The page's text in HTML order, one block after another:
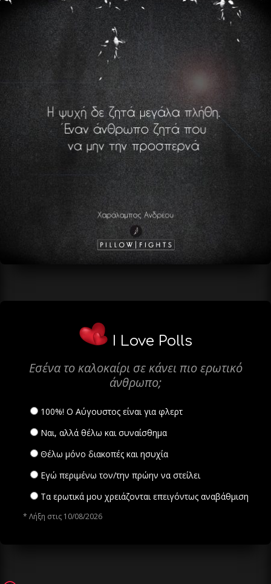
I Love Polls
Εσένα το καλοκαίρι σε κάνει πιο ερωτικό
άνθρωπο;
100%! Ο Αύγουστος είναι για φλερτ
Ναι, αλλά θέλω και συναίσθημα
Θέλω μόνο διακοπές και ησυχία
Εγώ περιμένω τον/την πρώην να στείλει
Τα ερωτικά μου χρειάζονται επειγόντως αναβάθμιση
* Λήξη στις 10/08/2026